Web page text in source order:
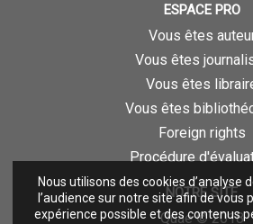
Nous utilisons des cookies d’analyse
l’audience sur notre site afin de vous
expérience possible et des contenus
ESPACE PRO
Vous êtes
Vous êtes
Vous êtes
Vous êtes
Foreign rights
Procédure
NOTRE SITE
Quae © 2018